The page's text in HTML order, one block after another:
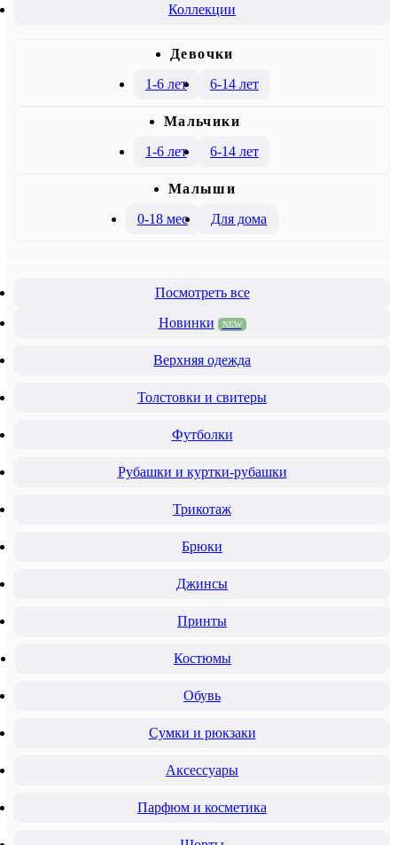
Коллекции
Девочки
1-6 лет
6-14 лет
Mальчики
1-6 лет
6-14 лет
Малыши
0-18 мес
Для дома
Посмотреть все
Новинки
NEW
Верхняя одежда
Толстовки и свитеры
Футболки
Рубашки и куртки-рубашки
Трикотаж
Брюки
Джинсы
Принты
Костюмы
Обувь
Сумки и рюкзаки
Аксессуары
Парфюм и косметика